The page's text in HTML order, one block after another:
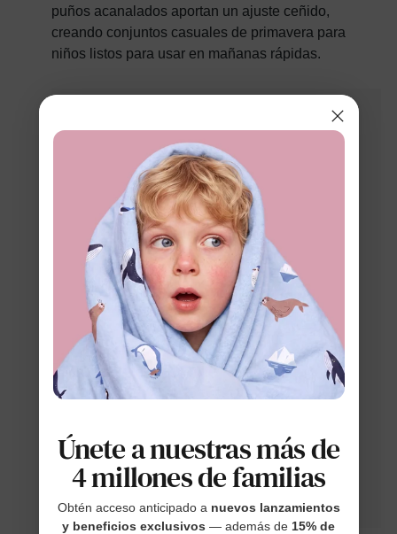
puños acanalados aportan un ajuste ceñido,
creando conjuntos casuales de primavera para
niños listos para usar en mañanas rápidas.
Únete a nuestras más de
4 millones de familias
Obtén acceso anticipado a nuevos lanzamientos
y beneficios exclusivos — además de 15% de